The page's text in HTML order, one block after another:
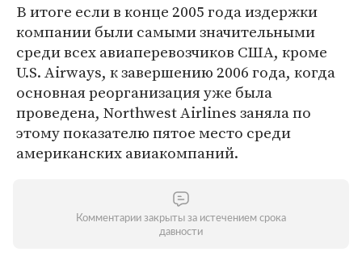
В итоге если в конце 2005 года издержки
компании были самыми значительными
среди всех авиаперевозчиков США, кроме
U.S. Airways, к завершению 2006 года, когда
основная реорганизация уже была
проведена, Northwest Airlines заняла по
этому показателю пятое место среди
американских авиакомпаний.
Комментарии закрыты за истечением срока
давности